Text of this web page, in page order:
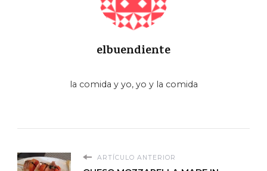
elbuendiente
la comida y yo, yo y la comida
ARTÍCULO ANTERIOR